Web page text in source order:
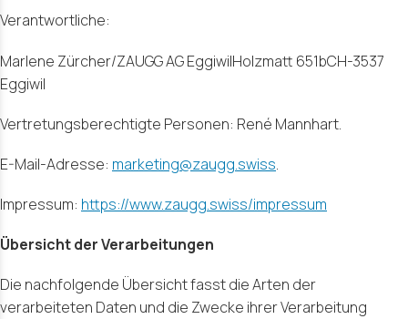
Verantwortliche:
Marlene Zürcher/ZAUGG AG EggiwilHolzmatt 651bCH-3537
Eggiwil
Vertretungsberechtigte Personen: René Mannhart.
E-Mail-Adresse: marketing@zaugg.swiss.
Impressum: https://www.zaugg.swiss/impressum
Übersicht der Verarbeitungen
Die nachfolgende Übersicht fasst die Arten der
verarbeiteten Daten und die Zwecke ihrer Verarbeitung